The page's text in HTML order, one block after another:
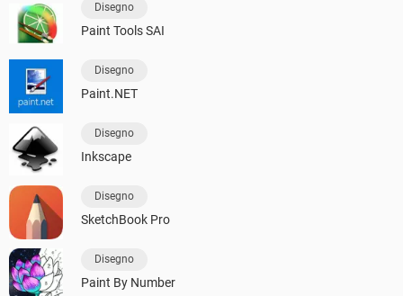
Disegno
Paint Tools SAI
Disegno
Paint.NET
Disegno
Inkscape
Disegno
SketchBook Pro
Disegno
Paint By Number